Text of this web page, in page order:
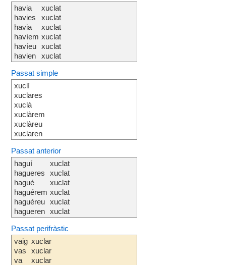
havia
havies
havia
havíem
havíeu
havien
xuclat
xuclat
xuclat
xuclat
xuclat
xuclat
Passat simple
xuclí
xuclares
xuclà
xuclàrem
xuclàreu
xuclaren
Passat anterior
haguí
hagueres
hagué
haguérem
haguéreu
hagueren
xuclat
xuclat
xuclat
xuclat
xuclat
xuclat
Passat perifràstic
vaig
vas
va
xuclar
xuclar
xuclar